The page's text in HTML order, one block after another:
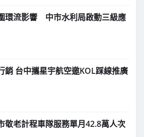
環流影響 中市水利局啟動三級應
銷 台中攜星宇航空邀KOL踩線推廣
敬老計程車隊服務單月42.8萬人次